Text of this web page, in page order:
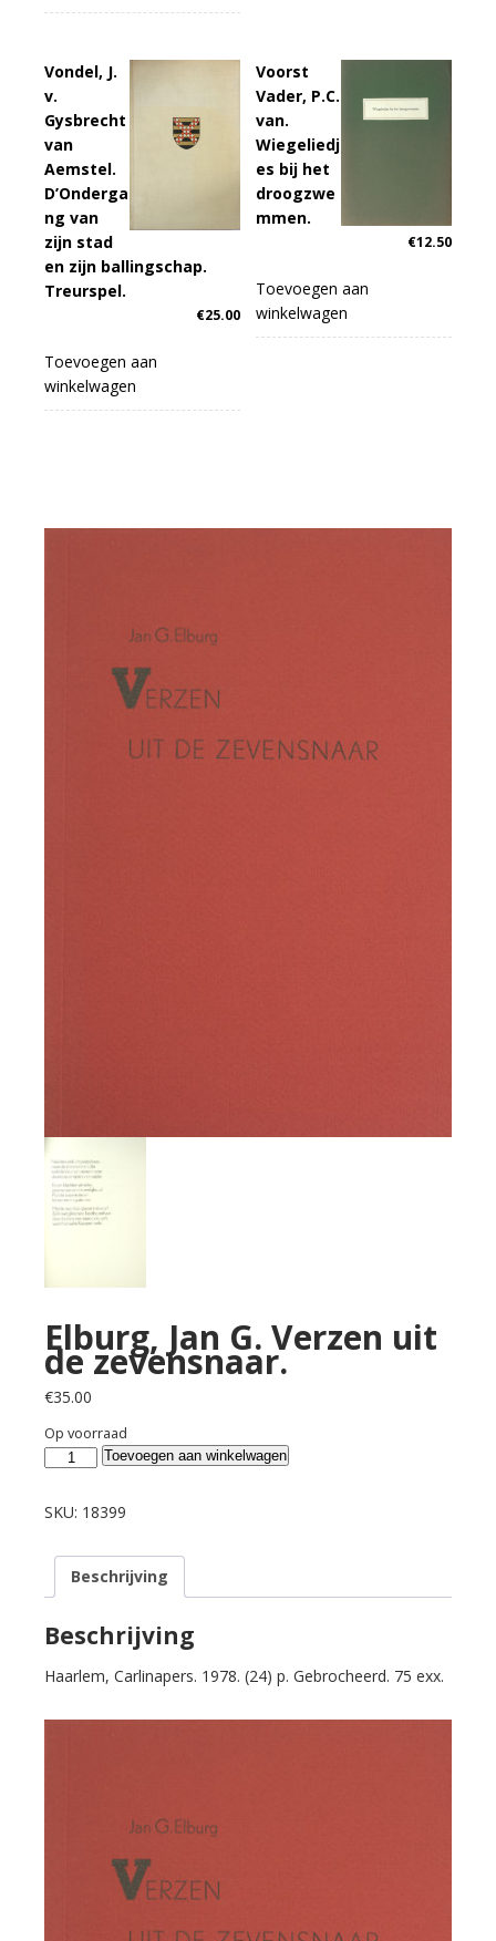
Vondel, J.
v.
Gysbrecht
van
Aemstel.
D’Onderga
ng van
zijn stad
en zijn ballingschap.
Treurspel.
€25.00
Toevoegen aan
winkelwagen
Voorst
Vader, P.C.
van.
Wiegeliedj
es bij het
droogzwe
mmen.
€12.50
Toevoegen aan
winkelwagen
Elburg, Jan G. Verzen uit
de zevensnaar.
€35.00
Op voorraad
Elburg,
G.
uit
zevensnaar.
aantal
Toevoegen aan winkelwagen
SKU: 18399
Beschrijving
Beschrijving
Haarlem, Carlinapers. 1978. (24) p. Gebrocheerd. 75 exx.